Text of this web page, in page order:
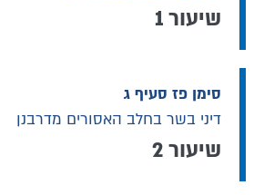
שיעור 1
סימן פז סעיף ג
דיני בשר בחלב האסורים מדרבנן
שיעור 2